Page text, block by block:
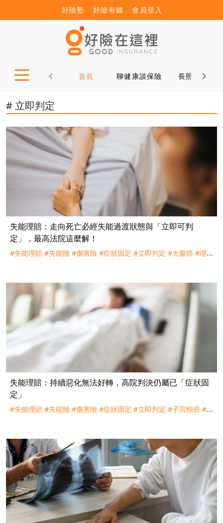
好險塾 好險有錢 會員登入
首頁 聊健康談保險 長照12問
# 立即判定
失能理賠：走向死亡必經失能過渡狀態與「立即可判
定」，最高法院這麼解！
#失能理賠 #失能險 #傷害險 #症狀固定 #立即判定 #大腸癌 #理
失能理賠：持續惡化無法好轉，高院判決仍屬已「症狀固
定」
#失能理賠 #失能險 #傷害險 #症狀固定 #立即判定 #子宮頸癌 #